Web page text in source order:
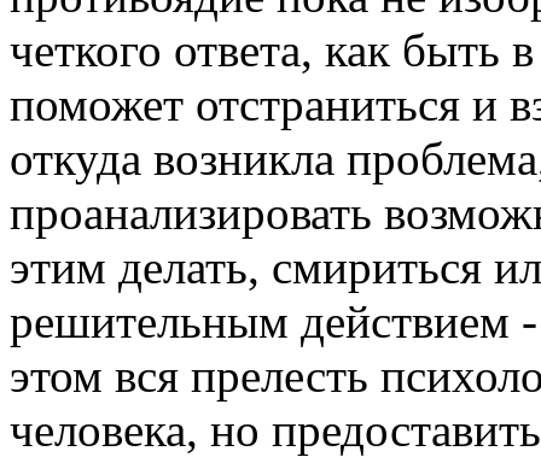
четкого ответа, как
поможет отстраниться и
откуда возникла
проанализировать
этим делать, смириться
решительным действием
этом вся прелесть
человека, но